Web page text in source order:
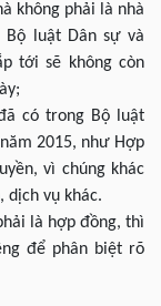
không phải là nhà
luật Dân sự và
tới sẽ không còn
có trong Bộ luật
2015, như Hợp
vì chúng khác
dịch vụ khác.
là hợp đồng, thì
để phân biệt rõ